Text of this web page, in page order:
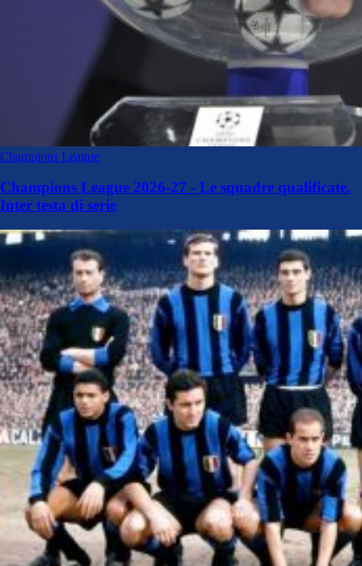
Champions League
Champions League 2026-27 - Le squadre qualificate.
Inter testa di serie